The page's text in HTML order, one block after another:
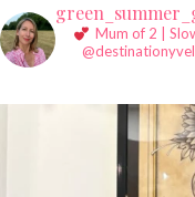
Mum of 2 |